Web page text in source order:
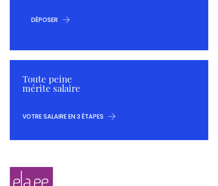
DÉPOSER
Toute peine
mérite salaire
VOTRE SALAIRE EN 3 ÉTAPES
Navigation
secondaire
Elaee